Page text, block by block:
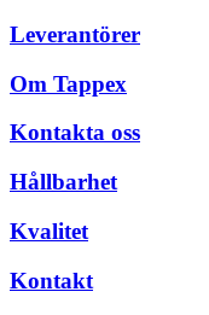
Leverantörer
Om Tappex
Kontakta oss
Hållbarhet
Kvalitet
Kontakt